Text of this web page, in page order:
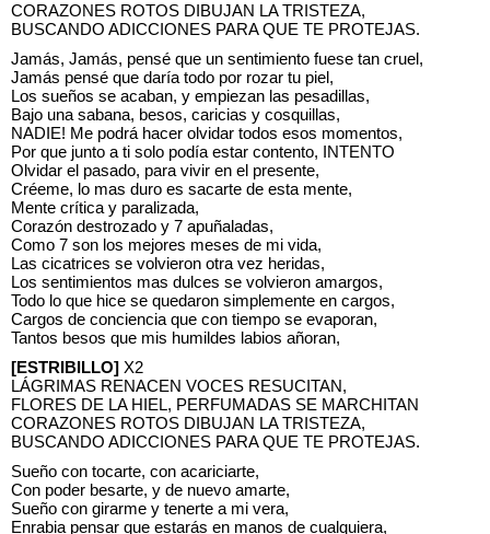
CORAZONES ROTOS DIBUJAN LA TRISTEZA,
BUSCANDO ADICCIONES PARA QUE TE PROTEJAS.
Jamás, Jamás, pensé que un sentimiento fuese tan cruel,
Jamás pensé que daría todo por rozar tu piel,
Los sueños se acaban, y empiezan las pesadillas,
Bajo una sabana, besos, caricias y cosquillas,
NADIE! Me podrá hacer olvidar todos esos momentos,
Por que junto a ti solo podía estar contento, INTENTO
Olvidar el pasado, para vivir en el presente,
Créeme, lo mas duro es sacarte de esta mente,
Mente crítica y paralizada,
Corazón destrozado y 7 apuñaladas,
Como 7 son los mejores meses de mi vida,
Las cicatrices se volvieron otra vez heridas,
Los sentimientos mas dulces se volvieron amargos,
Todo lo que hice se quedaron simplemente en cargos,
Cargos de conciencia que con tiempo se evaporan,
Tantos besos que mis humildes labios añoran,
[ESTRIBILLO] X2
LÁGRIMAS RENACEN VOCES RESUCITAN,
FLORES DE LA HIEL, PERFUMADAS SE MARCHITAN
CORAZONES ROTOS DIBUJAN LA TRISTEZA,
BUSCANDO ADICCIONES PARA QUE TE PROTEJAS.
Sueño con tocarte, con acariciarte,
Con poder besarte, y de nuevo amarte,
Sueño con girarme y tenerte a mi vera,
Enrabia pensar que estarás en manos de cualquiera,